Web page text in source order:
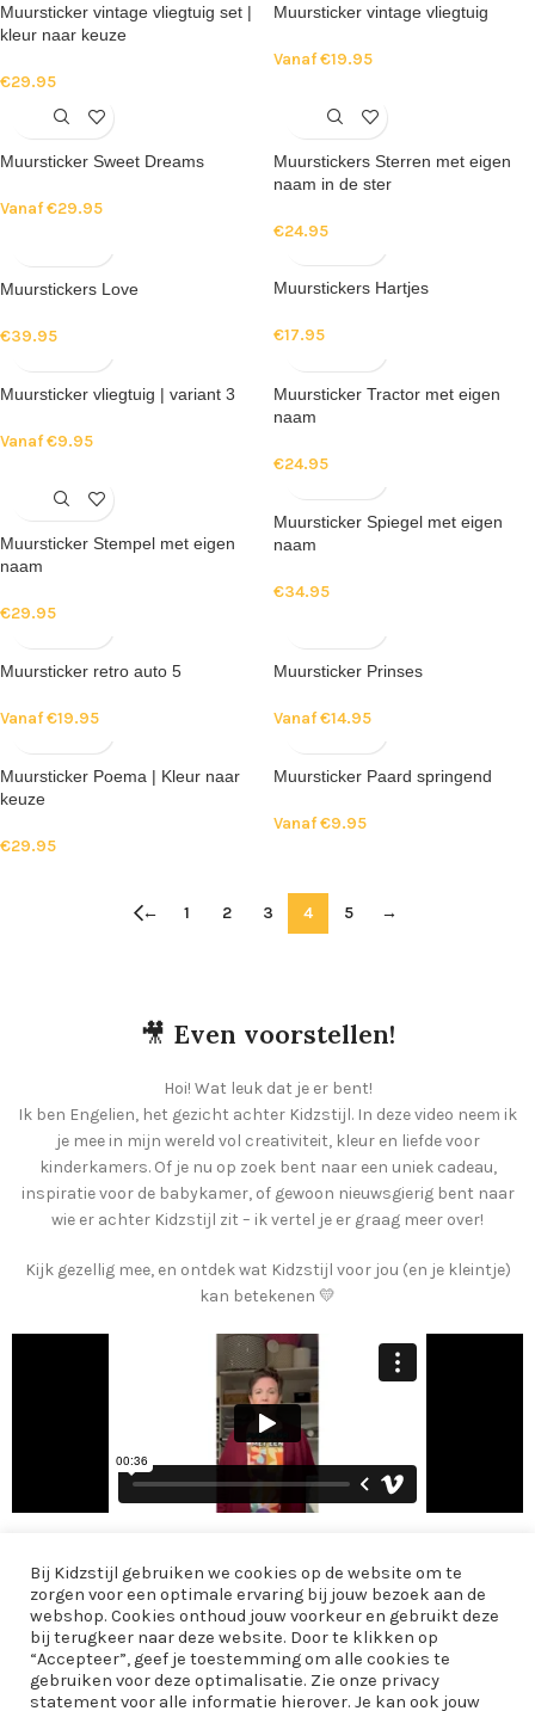
Muursticker vintage vliegtuig set |
kleur naar keuze
€29.95
Muursticker vintage vliegtuig
Vanaf€19.95
Muursticker Sweet Dreams
Vanaf€29.95
Muurstickers Sterren met eigen
naam in de ster
€24.95
Muurstickers Love
€39.95
Muurstickers Hartjes
€17.95
Muursticker vliegtuig | variant 3
Vanaf€9.95
Muursticker Tractor met eigen
naam
€24.95
Muursticker Stempel met eigen
naam
€29.95
Muursticker Spiegel met eigen
naam
€34.95
Muursticker retro auto 5
Vanaf€19.95
Muursticker Prinses
Vanaf€14.95
Muursticker Poema | Kleur naar
keuze
€29.95
Muursticker Paard springend
Vanaf€9.95
← 1 2 3 4 5 →
🎥 Even voorstellen!
Hoi! Wat leuk dat je er bent!
Ik ben Engelien, het gezicht achter Kidzstijl. In deze video neem ik
je mee in mijn wereld vol creativiteit, kleur en liefde voor
kinderkamers. Of je nu op zoek bent naar een uniek cadeau,
inspiratie voor de babykamer, of gewoon nieuwsgierig bent naar
wie er achter Kidzstijl zit – ik vertel je er graag meer over!
Kijk gezellig mee, en ontdek wat Kidzstijl voor jou (en je kleintje)
kan betekenen 💛
AANBOD
INFORMATIE
EXTRA
Bij Kidzstijl gebruiken we cookies op de website om te
zorgen voor een optimale ervaring bij jouw bezoek aan de
webshop. Cookies onthoud jouw voorkeur en gebruikt deze
bij terugkeer naar deze website. Door te klikken op
“Accepteer”, geef je toestemming om alle cookies te
gebruiken voor deze optimalisatie. Zie onze privacy
statement voor alle informatie hierover. Je kan ook jouw